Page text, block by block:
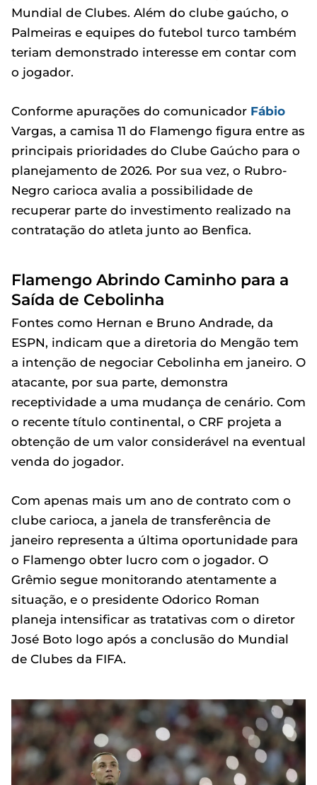
Mundial de Clubes. Além do clube gaúcho, o
Palmeiras e equipes do futebol turco também
teriam demonstrado interesse em contar com
o jogador.
Conforme apurações do comunicador Fábio
Vargas, a camisa 11 do Flamengo figura entre as
principais prioridades do Clube Gaúcho para o
planejamento de 2026. Por sua vez, o Rubro-
Negro carioca avalia a possibilidade de
recuperar parte do investimento realizado na
contratação do atleta junto ao Benfica.
Flamengo Abrindo Caminho para a
Saída de Cebolinha
Fontes como Hernan e Bruno Andrade, da
ESPN, indicam que a diretoria do Mengão tem
a intenção de negociar Cebolinha em janeiro. O
atacante, por sua parte, demonstra
receptividade a uma mudança de cenário. Com
o recente título continental, o CRF projeta a
obtenção de um valor considerável na eventual
venda do jogador.
Com apenas mais um ano de contrato com o
clube carioca, a janela de transferência de
janeiro representa a última oportunidade para
o Flamengo obter lucro com o jogador. O
Grêmio segue monitorando atentamente a
situação, e o presidente Odorico Roman
planeja intensificar as tratativas com o diretor
José Boto logo após a conclusão do Mundial
de Clubes da FIFA.